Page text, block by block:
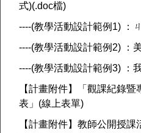
式)(.doc檔)
----(教學活動設計範例1) ：
----(教學活動設計範例2) ：
----(教學活動設計範例3) ：
【計畫附件】「觀課紀錄
表」(線上表單)
【計畫附件】教師公開授